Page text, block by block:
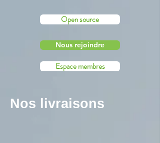
Open source
Nous rejoindre
Espace membres
Nos livraisons